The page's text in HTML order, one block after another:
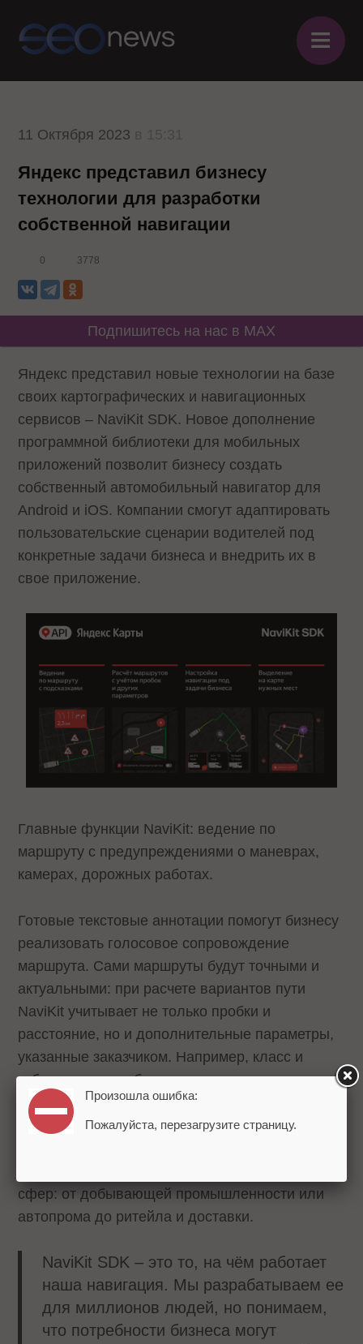
≡
11 Октября 2023
Яндекс представил бизнесу
технологии для разработки
собственной навигации
0 3778
Подпишитесь на нас в MAX
Яндекс представил новые технологии на базе
своих картографических и навигационных
сервисов – NaviKit SDK. Новое дополнение
программной библиотеки для мобильных
приложений позволит бизнесу создать
собственный автомобильный навигатор для
Android и iOS. Компании смогут адаптировать
пользовательские сценарии водителей под
конкретные задачи бизнеса и внедрить их в
свое приложение.
Главные функции NaviKit: ведение по
маршруту с предупреждениями о маневрах,
камерах, дорожных работах.
Готовые текстовые аннотации помогут бизнесу
реализовать голосовое сопровождение
маршрута. Сами маршруты будут точными и
актуальными: при расчете вариантов пути
NaviKit учитывает не только пробки и
расстояние, но и дополнительные параметры,
указанные заказчиком. Например, класс и
габариты автомобиля, скоростные
ограничения, исключение платных дорог и
другие.
сфер: от добывающей промышленности или
автопрома до ритейла и доставки.
NaviKit SDK – это то, на чём работает
наша навигация. Мы разрабатываем ее
для миллионов людей, но понимаем,
что потребности бизнеса могут
Произошла ошибка:
Пожалуйста, перезагрузите страницу.